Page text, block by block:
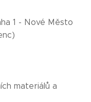
1 - Nové Město
materiálů a